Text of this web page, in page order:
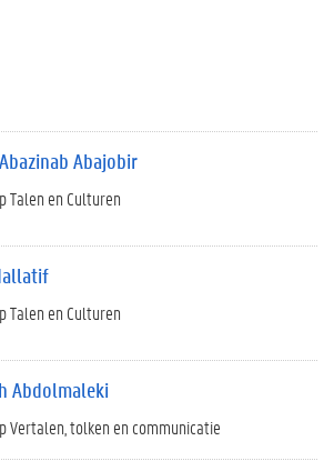
Abajobir
Talen en Culturen
Talen en Culturen
Abdolmaleki
Vertalen, tolken en communicatie